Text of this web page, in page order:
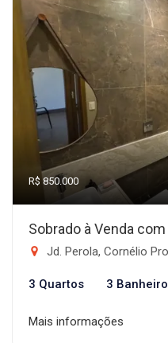
R$ 850.000
Sobrado à Venda
Jd. Perola, Cornélio
3 Quartos 3
Mais informações